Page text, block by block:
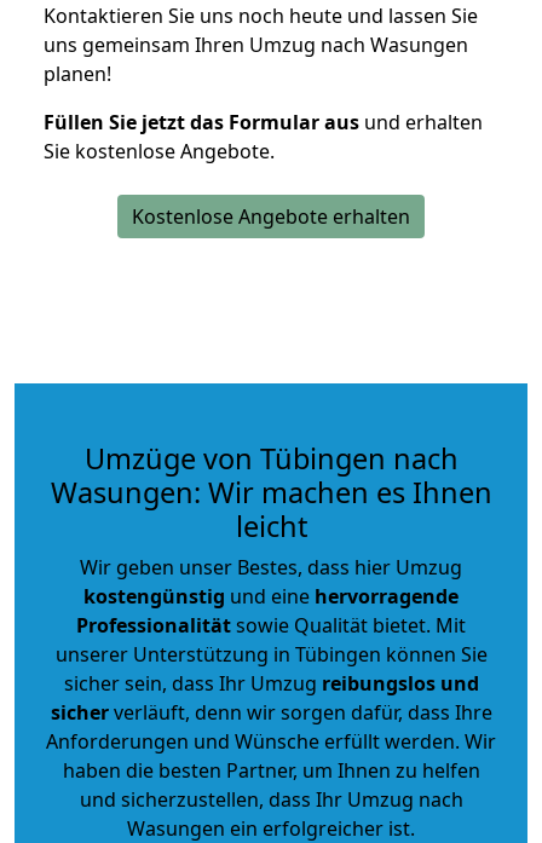
Kontaktieren Sie uns noch heute und lassen Sie
uns gemeinsam Ihren Umzug nach Wasungen
planen!
Füllen Sie jetzt das Formular aus und erhalten
Sie kostenlose Angebote.
Kostenlose Angebote erhalten
Umzüge von Tübingen nach
Wasungen: Wir machen es Ihnen
leicht
Wir geben unser Bestes, dass hier Umzug
kostengünstig und eine hervorragende
Professionalitätsowie Qualität bietet. Mit
unserer Unterstützung in Tübingen können Sie
sicher sein, dass Ihr Umzug reibungslos und
sicherverläuft, denn wir sorgen dafür, dass Ihre
Anforderungen und Wünsche erfüllt werden. Wir
haben die besten Partner, um Ihnen zu helfen
und sicherzustellen, dass Ihr Umzug nach
Wasungen ein erfolgreicher ist.